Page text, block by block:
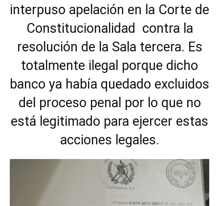
interpuso apelación en la Corte de
Constitucionalidad contra la
resolución de la Sala tercera. Es
totalmente ilegal porque dicho
banco ya había quedado excluidos
del proceso penal por lo que no
está legitimado para ejercer estas
acciones legales.